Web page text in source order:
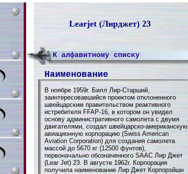
Learjet (Лирджет) 23
К алфавитному списку
Наименование
В ноябре 1959г. Билл Лир-Старший,
заинтересовавшийся проектом отклоненного
швейцарским правительством реактивного
истребителя FFAP-16, в котором он увидел
основу административного самолета с двумя
двигателями, создал швейцарско-американскую
авиационную корпорацию (Swiss American
Aviation Corporation) для создания самолета
массой до 5670 кг (12500 фунтов),
первоначально обозначенного SAAC Лир Джет
(Lear Jet) 23. В августе 1962г. Корпорация
получила наименование Лир Джет Корпорэйшн